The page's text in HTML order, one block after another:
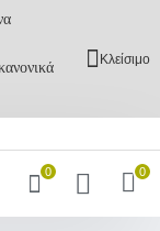
Κλείσιμο
0 0